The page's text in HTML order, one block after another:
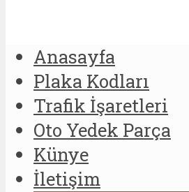
Anasayfa
Plaka Kodları
Trafik İşaretleri
Oto Yedek Parça
Künye
İletişim